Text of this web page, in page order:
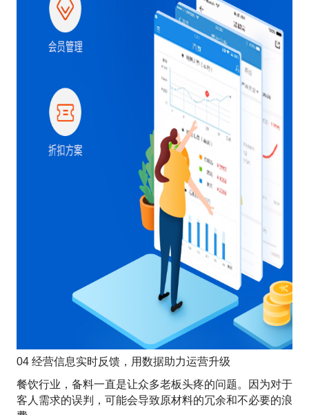
04 经营信息实时反馈，用数据助力运营升级
餐饮行业，备料一直是让众多老板头疼的问题。因为对于
客人需求的误判，可能会导致原材料的冗余和不必要的浪